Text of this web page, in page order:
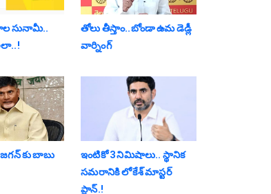
సునామీ..
తోలు తీస్తాం..బోండా ఉమ డెడ్లీ
వార్నింగ్
కు బాబు
ఇంటికో 3 నిమిషాలు.. స్థానిక
స‌మ‌రానికి లోకేశ్ మాస్ట‌ర్
ప్లాన్‌.!